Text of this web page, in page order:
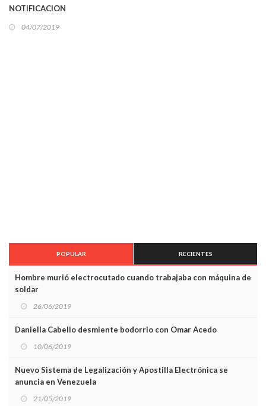
NOTIFICACION
04/07/2019
POPULAR RECIENTES
Hombre murió electrocutado cuando trabajaba con máquina de
soldar
26/06/2019
Daniella Cabello desmiente bodorrio con Omar Acedo
10/06/2019
Nuevo Sistema de Legalización y Apostilla Electrónica se
anuncia en Venezuela
21/05/2019